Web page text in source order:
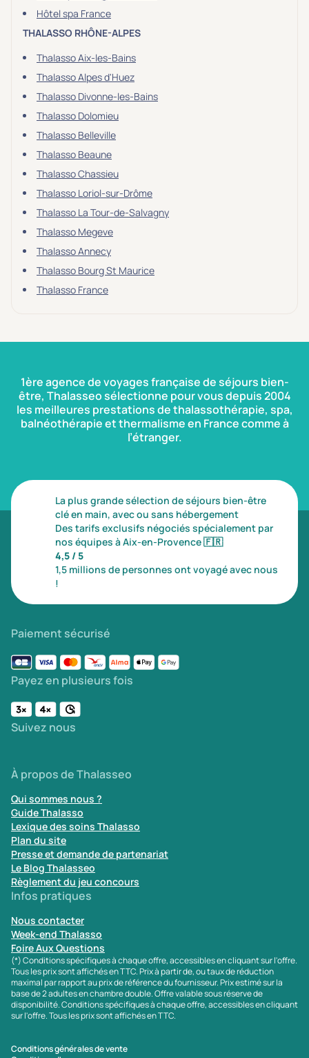
Hôtel spa France
THALASSO RHÔNE-ALPES
Thalasso Aix-les-Bains
Thalasso Alpes d'Huez
Thalasso Divonne-les-Bains
Thalasso Dolomieu
Thalasso Belleville
Thalasso Beaune
Thalasso Chassieu
Thalasso Loriol-sur-Drôme
Thalasso La Tour-de-Salvagny
Thalasso Megeve
Thalasso Annecy
Thalasso Bourg St Maurice
Thalasso France
1ère agence de voyages française de séjours bien-
être, Thalasseo sélectionne pour vous depuis 2004
les meilleures prestations de thalassothérapie, spa,
balnéothérapie et thermalisme en France comme à
l’étranger.
La plus grande sélection de séjours bien-être
clé en main, avec ou sans hébergement
Des tarifs exclusifs négociés spécialement par
nos équipes à Aix-en-Provence🇫🇷
4,5 / 5
1,5 millions de personnes ont voyagé avec nous
!
Paiement sécurisé
Payez en plusieurs fois
Suivez nous
À propos de Thalasseo
Qui sommes nous ?
Guide Thalasso
Lexique des soins Thalasso
Plan du site
Presse et demande de partenariat
Le Blog Thalasseo
Règlement du jeu concours
Infos pratiques
Nous contacter
Week-end Thalasso
Foire Aux Questions
(*) Conditions spécifiques à chaque offre, accessibles en cliquant sur l'offre.
Tous les prix sont affichés en TTC. Prix à partir de, ou taux de réduction
maximal par rapport au prix de référence du fournisseur. Prix estimé sur la
base de 2 adultes en chambre double. Offre valable sous réserve de
disponibilité. Conditions spécifiques à chaque offre, accessibles en cliquant
sur l'offre. Tous les prix sont affichés en TTC.
Conditions générales de vente